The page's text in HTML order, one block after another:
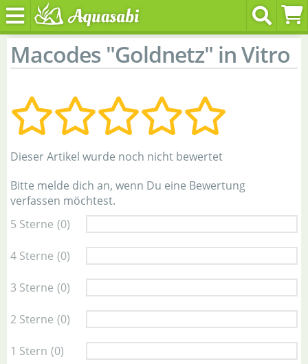
Macodes "Goldnetz" in Vitro
Dieser Artikel wurde noch nicht bewertet
Bitte melde dich an, wenn Du eine Bewertung
verfassen möchtest.
5 Sterne (0)
4 Sterne (0)
3 Sterne (0)
2 Sterne (0)
1 Stern (0)